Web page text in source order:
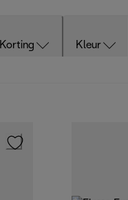
Korting Kleur